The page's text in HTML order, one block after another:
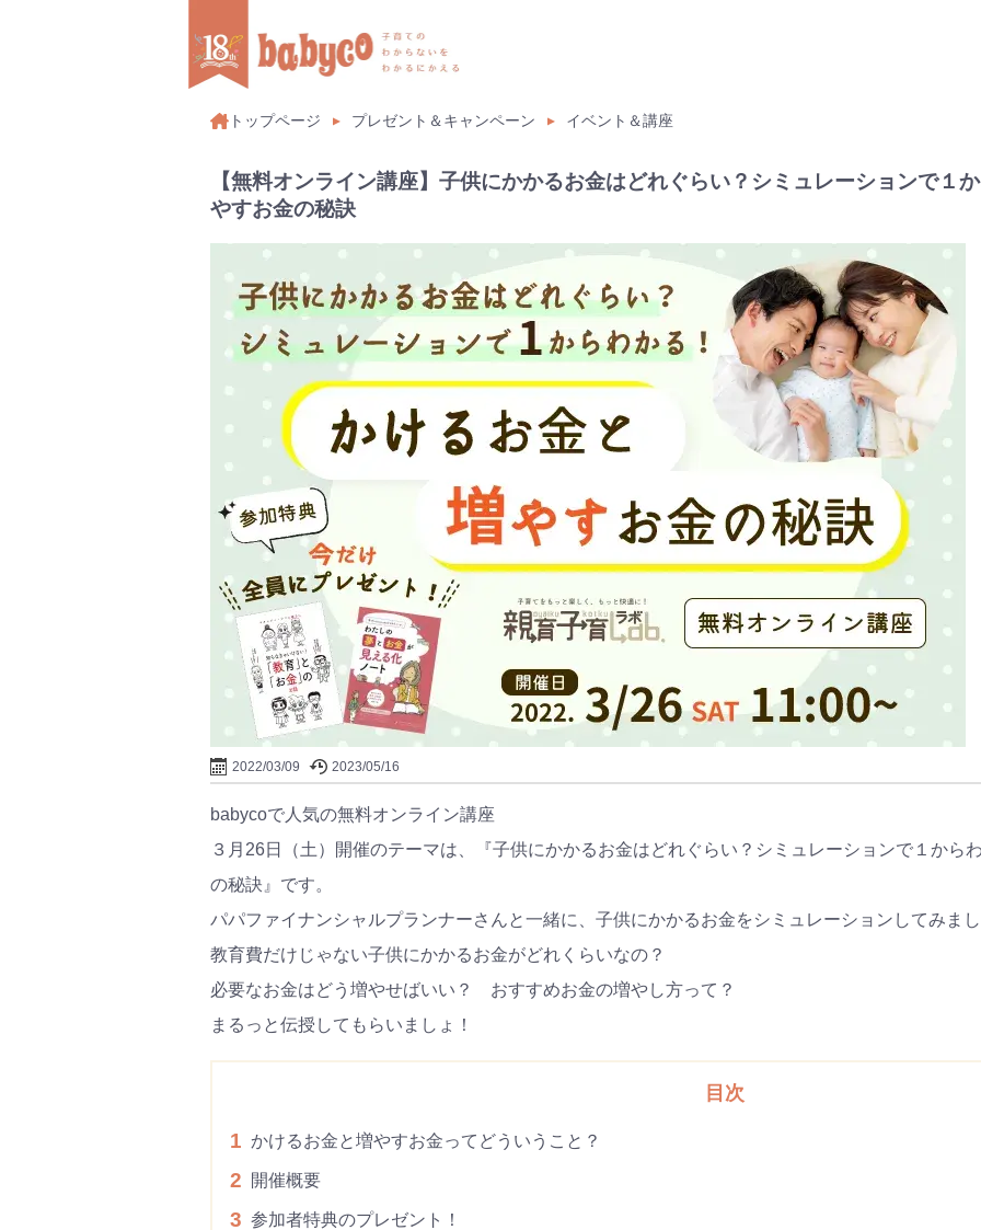
トップページ プレゼント＆キャンペーン イベント＆講座
【無料オンライン講座】子供にかかるお金はどれぐらい？シミュレーションで１
やすお金の秘訣
2022/03/09 2023/05/16
babycoで人気の無料オンライン講座
３月26日（土）開催のテーマは、『子供にかかるお金はどれぐらい？シミュレーションで１から
の秘訣』です。
パパファイナンシャルプランナーさんと一緒に、子供にかかるお金をシミュレーションしてみまし
教育費だけじゃない子供にかかるお金がどれくらいなの？
必要なお金はどう増やせばいい？ おすすめお金の増やし方って？
まるっと伝授してもらいましょ！
目次
1 かけるお金と増やすお金ってどういうこと？
2 開催概要
3 参加者特典のプレゼント！